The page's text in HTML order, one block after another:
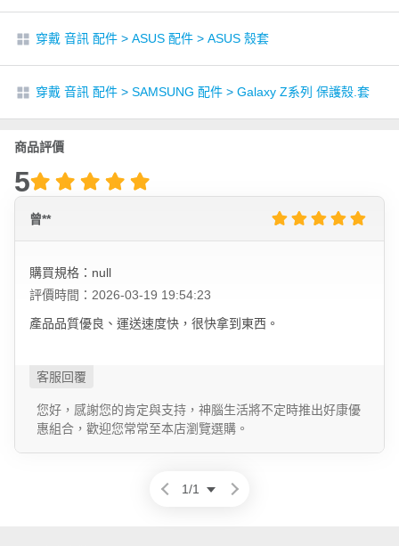
穿戴 音訊 配件 > ASUS 配件 > ASUS 殼套
穿戴 音訊 配件 > SAMSUNG 配件 > Galaxy Z系列 保護殼.套
商品評價
5
曾**
購買規格：null
評價時間：2026-03-19 19:54:23
產品品質優良、運送速度快，很快拿到東西。
您好，感謝您的肯定與支持，神腦生活將不定時推出好康優
惠組合，歡迎您常常至本店瀏覽選購。
1/1